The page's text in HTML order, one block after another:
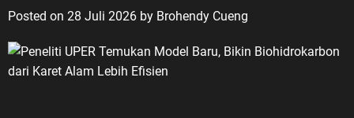
Posted on 28 Juli 2026 by Brohendy Cueng